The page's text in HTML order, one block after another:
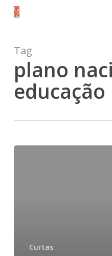
Skip
content
Tag
plano
educação
Curtas